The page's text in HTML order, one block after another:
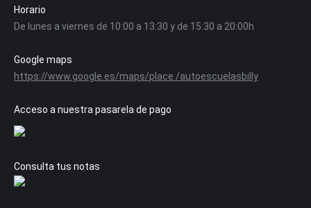
Horario
De lunes a viernes de 10:00 a 13:30 y de 15:30 a 20:00h
Google maps
https://www.google.es/maps/place /autoescuelasbilly
Acceso a nuestra pasarela de pago
Consulta tus notas